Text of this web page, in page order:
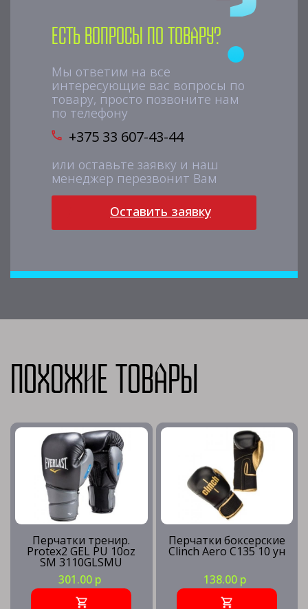
Есть вопросы по товару?
Мы ответим на все
интересующие вас вопросы по
товару, просто позвоните нам
по телефону
+375 33 607-43-44
или оставьте заявку и наш
менеджер перезвонит Вам
Оставить заявку
Похожие товары
Перчатки тренир.
Protex2 GEL PU 10oz
SM 3110GLSMU
301.00 р
Перчатки боксерские
Clinch Aero C135 10 ун
138.00 р